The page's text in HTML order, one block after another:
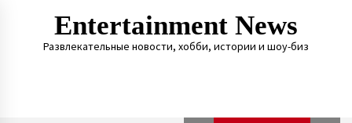
Entertainment News
Развлекательные новости, хобби, истории и шоу-биз